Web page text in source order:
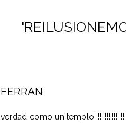
FERRAN
verdad como un